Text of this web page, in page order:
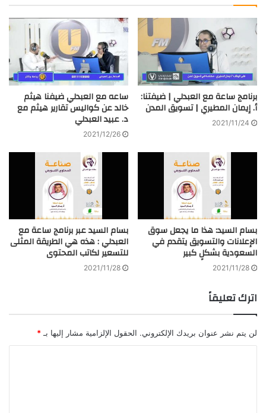
برنامج ساعة مع العبدلي | ضيفتنا:
أ. إيمان المطيري | تسويق المدن
2021/11/24
ساعه مع العبدلي ضيفنا هيثم
خالد عن كواليس تقارير هيثم مع
د. عبيد العبدلي
2021/12/26
بسام السيد: هذا ما يجعل سوق
الإعلانات والتسويق يتقدم في
السعودية بشكلٍ كبير
2021/11/28
بسام السيد عبر برنامج ساعة مع
العبدلي : هذه هي الطريقة المثلى
للتسعير لكاتب المحتوى
2021/11/28
اترك تعليقاً
لن يتم نشر عنوان بريدك الإلكتروني. الحقول الإلزامية مشار إليها بـ *